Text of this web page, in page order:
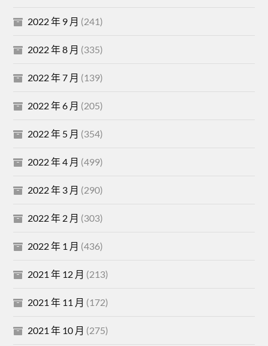
2022 年 9 月 (241)
2022 年 8 月 (335)
2022 年 7 月 (139)
2022 年 6 月 (205)
2022 年 5 月 (354)
2022 年 4 月 (499)
2022 年 3 月 (290)
2022 年 2 月 (303)
2022 年 1 月 (436)
2021 年 12 月 (213)
2021 年 11 月 (172)
2021 年 10 月 (275)